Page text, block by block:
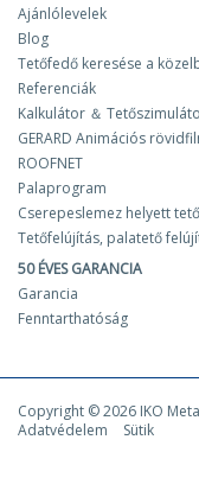
Ajánlólevelek
Blog
Tetőfedő keresése a
Referenciák
Kalkulátor ＆
GERARD Animációs
ROOFNET
Palaprogram
Cserepeslemez helyett
Tetőfelújítás, palatető
50 ÉVES GARANCIA
Garancia
Fenntarthatóság
Copyright © 2026 IKO
Adatvédelem
Sütik